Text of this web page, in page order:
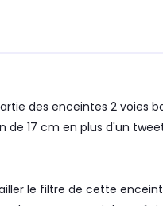
des enceintes 2 voies
17 cm en plus d'un
le filtre de cette